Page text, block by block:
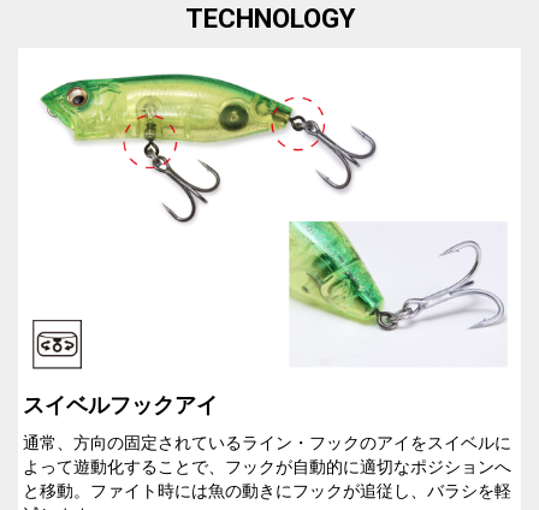
TECHNOLOGY
スイベルフックアイ
通常、方向の固定されているライン・フックのアイをスイベルに
よって遊動化することで、フックが自動的に適切なポジションへ
と移動。ファイト時には魚の動きにフックが追従し、バラシを軽